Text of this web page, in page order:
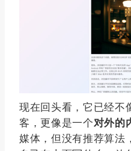
现在回头看，它已经不
客，更像是一个对外的
媒体，但没有推荐算法